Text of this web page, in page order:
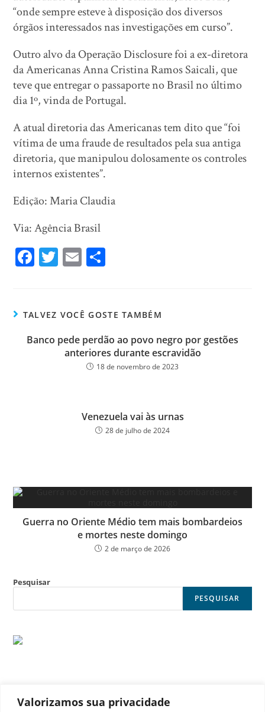
Valorizamos sua privacidade
“onde sempre esteve à disposição dos diversos
órgãos interessados nas investigações em curso”.
Outro alvo da Operação Disclosure foi a ex-diretora
da Americanas Anna Cristina Ramos Saicali, que
teve que entregar o passaporte no Brasil no último
dia 1º, vinda de Portugal.
A atual diretoria das Americanas tem dito que “foi
vítima de uma fraude de resultados pela sua antiga
diretoria, que manipulou dolosamente os controles
internos existentes”.
Edição: Maria Claudia
Via: Agência Brasil
Fa
ok
T
er
E
TALVEZ VOCÊ GOSTE TAMBÉM
Banco pede perdão ao povo negro por gestões
anteriores durante escravidão
18 de novembro de 2023
Venezuela vai às urnas
28 de julho de 2024
Guerra no Oriente Médio tem mais bombardeios
e mortes neste domingo
2 de março de 2026
Pesquisar
PESQUISAR